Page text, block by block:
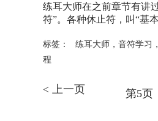
练耳大师在之前章节有讲
符”。各种休止符，叫“基本
标签： 练耳大师， 音符学习 ，
程
< 上一页 第5页